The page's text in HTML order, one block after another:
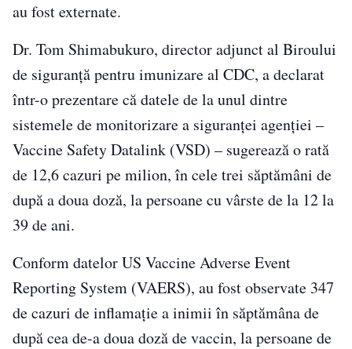
au fost externate.
Dr. Tom Shimabukuro, director adjunct al Biroului
de siguranţă pentru imunizare al CDC, a declarat
într-o prezentare că datele de la unul dintre
sistemele de monitorizare a siguranţei agenţiei –
Vaccine Safety Datalink (VSD) – sugerează o rată
de 12,6 cazuri pe milion, în cele trei săptămâni de
după a doua doză, la persoane cu vârste de la 12 la
39 de ani.
Conform datelor US Vaccine Adverse Event
Reporting System (VAERS), au fost observate 347
de cazuri de inflamaţie a inimii în săptămâna de
după cea de-a doua doză de vaccin, la persoane de